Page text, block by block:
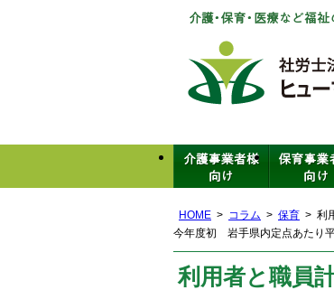
HOME コラム 保育
利
今年度初 岩手県内定点あたり
利用者と職員